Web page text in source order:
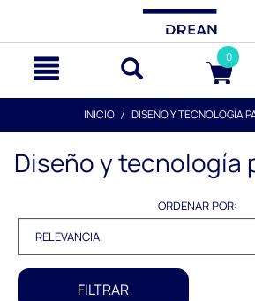
0
INICIO DISEÑO Y TECNOLOGÍA
Diseño y tecnología
ORDENAR POR:
FILTRAR